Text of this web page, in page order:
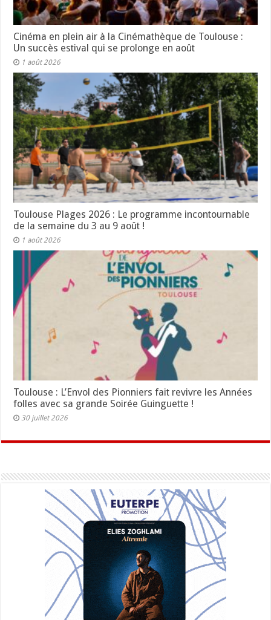
Cinéma en plein air à la Cinémathèque de Toulouse :
Un succès estival qui se prolonge en août
1 août 2026
Toulouse Plages 2026 : Le programme incontournable
de la semaine du 3 au 9 août !
1 août 2026
Toulouse : L’Envol des Pionniers fait revivre les Années
folles avec sa grande Soirée Guinguette !
30 juillet 2026